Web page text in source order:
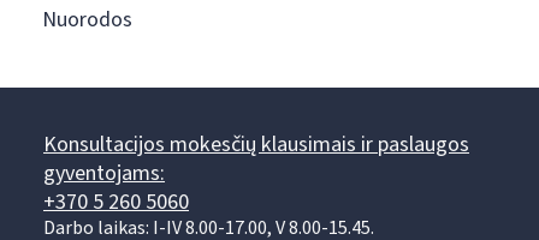
Nuorodos
Konsultacijos mokesčių klausimais ir paslaugos
gyventojams:
+370 5 260 5060
Darbo laikas: I-IV 8.00-17.00, V 8.00-15.45.